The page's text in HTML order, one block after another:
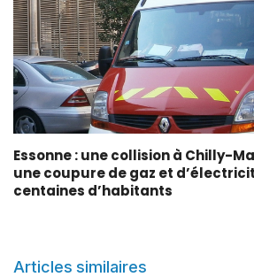
Essonne : une collision à Chilly-
une coupure de gaz et
centaines d’habitants
Articles similaires